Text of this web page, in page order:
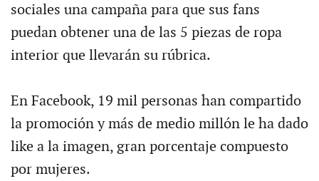
sociales una campaña para que sus fans
puedan obtener una de las 5 piezas de ropa
interior que llevarán su rúbrica.
En Facebook, 19 mil personas han compartido
la promoción y más de medio millón le ha dado
like a la imagen, gran porcentaje compuesto
por mujeres.